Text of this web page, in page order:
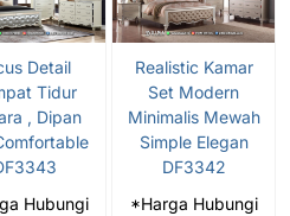
Detail
Tidur
, Dipan
Hubungi
Realistic Kamar
Set Modern
Minimalis Mewah
Simple Elegan
DF3342
*Harga Hubungi